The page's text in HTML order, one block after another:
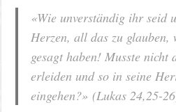
«Wie unverständig ihr seid
Herzen, all das zu glauben,
gesagt haben! Musste nicht
erleiden und so in seine
eingehen?» (Lukas 24,25-